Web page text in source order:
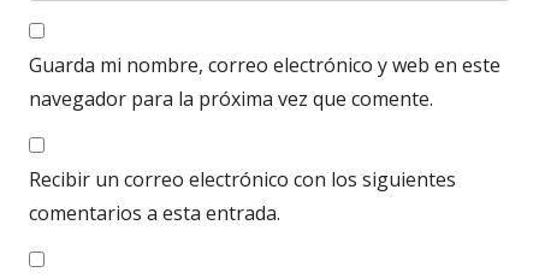
Guarda mi nombre, correo electrónico y web en este
navegador para la próxima vez que comente.
Recibir un correo electrónico con los siguientes
comentarios a esta entrada.